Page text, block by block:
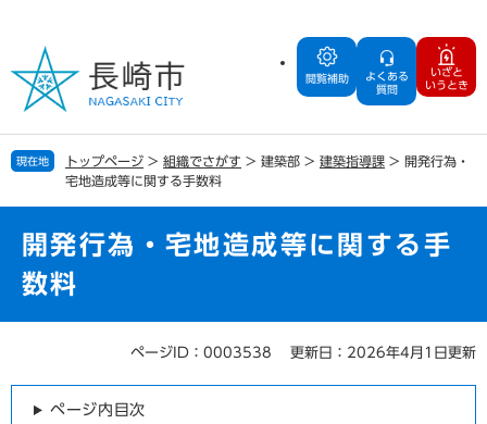
の
で
す
ー
ば
し
閲覧補助
よくある
質問
いざと
いうとき
現在地 トップページ > 組織でさがす > 建築部 > 建築指導課 > 開発行為・
宅地造成等に関する手数料
開発行為・宅地造成等に関する手
数料
ページID：0003538 更新日：2026年4月1日更新
ページ内目次